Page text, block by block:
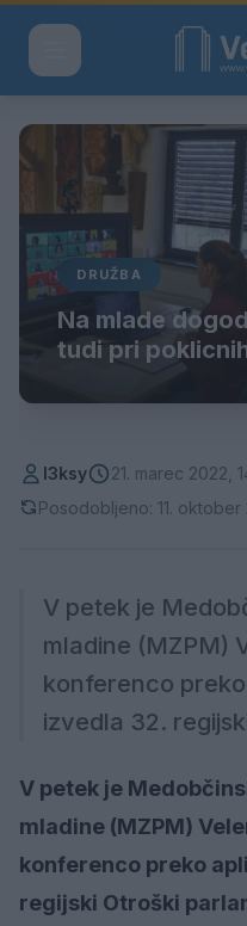
DRUŽBA
Na mlade
tudi pri
l3ksy
21. marec 2022,
Posodobljeno: 11. oktober
V petek je
mladine (MZPM)
konferenco
izvedla 32.
V petek je
mladine (MZPM)
konferenco preko
regijski Otroški